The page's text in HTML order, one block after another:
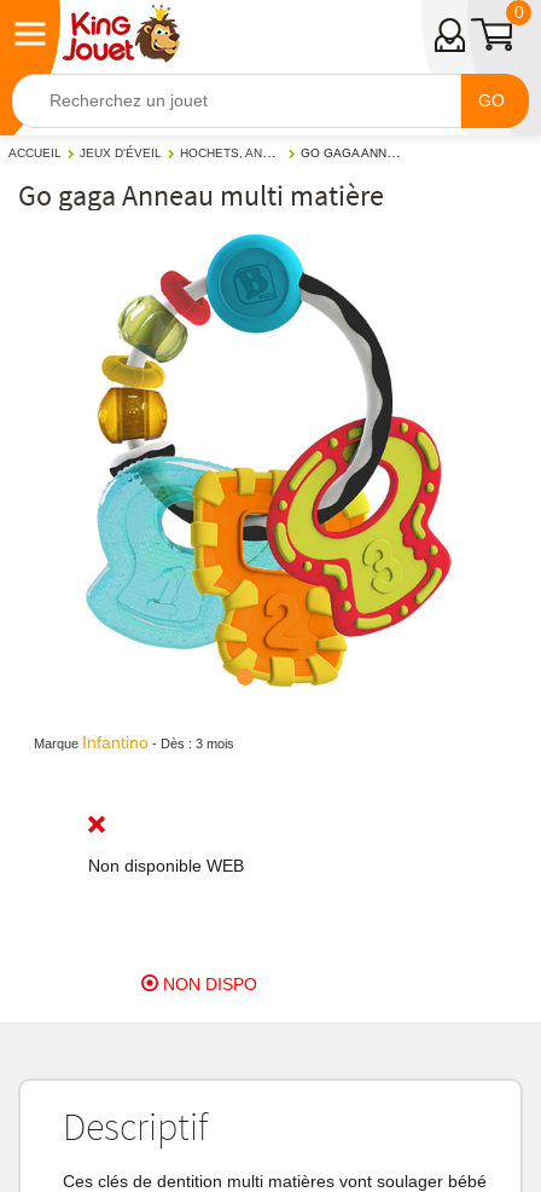
GO
0
ACCUEIL JEUX D'ÉVEIL HOCHETS, ANNEAUX DE DENTITION GO GAGA ANNEAU MULTI MATIÈRE
Go gaga Anneau multi matière
Marque Infantino - Dès : 3 mois
Non disponible WEB
NON DISPO
Descriptif
Ces clés de dentition multi matières vont soulager bébé